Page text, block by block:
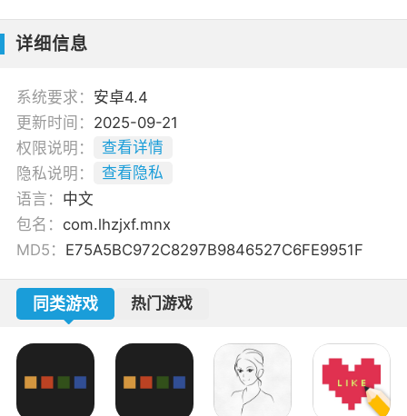
详细信息
系统要求： 安卓4.4
更新时间： 2025-09-21
权限说明：
查看详情
隐私说明：
查看隐私
语言： 中文
包名： com.lhzjxf.mnx
MD5： E75A5BC972C8297B9846527C6FE9951F
同类游戏 热门游戏